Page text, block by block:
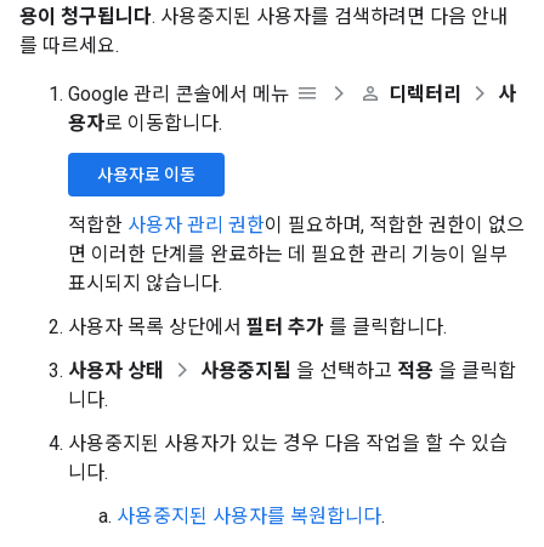
용이 청구됩니다. 사용중지된 사용자를 검색하려면 다음 안내
를 따르세요.
Google 관리 콘솔에서 메뉴 디렉터리
사
용자로 이동합니다.
사용자로 이동
적합한 사용자 관리 권한이 필요하며, 적합한 권한이 없으
면 이러한 단계를 완료하는 데 필요한 관리 기능이 일부
표시되지 않습니다.
사용자 목록 상단에서 필터 추가 를 클릭합니다.
사용자 상태
사용중지됨 을 선택하고 적용 을 클릭합
니다.
사용중지된 사용자가 있는 경우 다음 작업을 할 수 있습
니다.
사용중지된 사용자를 복원합니다.